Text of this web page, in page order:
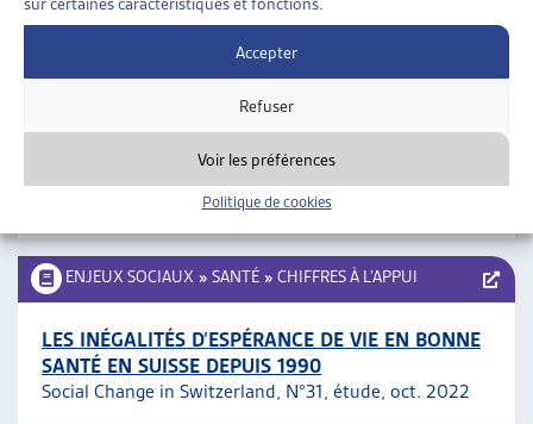
Accepter
Refuser
Voir les préférences
Politique de cookies
»
PROJET « VIVRE AVEC LA DIVERSITÉ »
Prévention et promotion de la santé,Santé
ENJEUX SOCIAUX » SANTÉ » CHIFFRES À L’APPUI
LES INÉGALITÉS D’ESPÉRANCE DE VIE EN BONNE
SANTÉ EN SUISSE DEPUIS 1990
Social Change in Switzerland, N°31, étude, oct. 2022